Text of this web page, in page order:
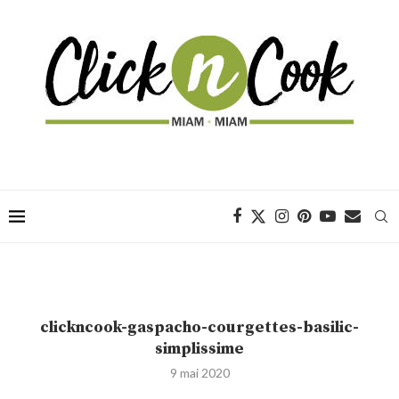
clickncook-gaspacho-courgettes-basilic-
simplissime
9 mai 2020